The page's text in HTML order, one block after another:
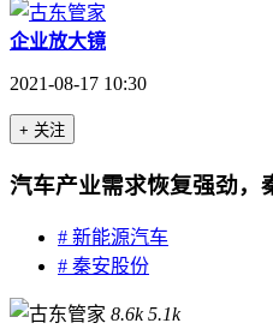
企业放大镜
2021-08-17 10:30
+ 关注
汽车产业需求恢复强劲，
# 新能源汽车
# 秦安股份
8.6k 5.1k